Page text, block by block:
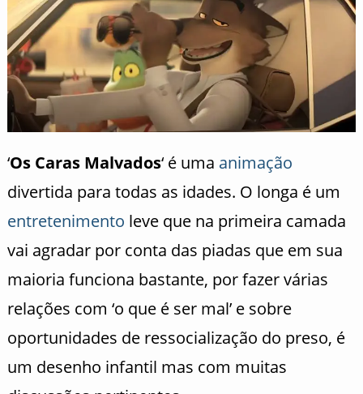
‘Os Caras Malvados‘ é uma animação
divertida para todas as idades. O longa é um
entretenimento leve que na primeira camada
vai agradar por conta das piadas que em sua
maioria funciona bastante, por fazer várias
relações com ‘o que é ser mal’ e sobre
oportunidades de ressocialização do preso, é
um desenho infantil mas com muitas